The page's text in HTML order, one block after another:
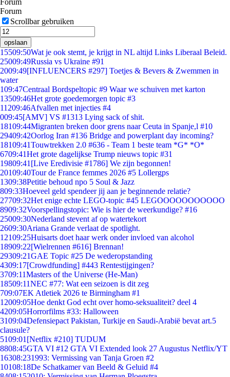
Forum
Forum
Scrollbar gebruiken
opslaan
15509:50Wat je ook stemt, je krijgt in NL altijd Links Liberaal Beleid.
25009:49Russia vs Ukraine #91
2009:49[INFLUENCERS #297] Toetjes & Bevers & Zwemmen in
water
109:47Centraal Bordspeltopic #9 Waar we schuiven met karton
13509:46Het grote goedemorgen topic #3
11209:46Afvallen met injecties #4
009:45[AMV] VS #1313 Lying sack of shit.
18109:44Migranten breken door grens naar Ceuta in Spanje,l #10
29409:42Oorlog Iran #136 Bridge and powerplant day incoming?
18109:41Touwtrekken 2.0 #636 - Team 1 beste team *G* *O*
6709:41Het grote dagelijkse Trump nieuws topic #31
19809:41 [Live Eredivisie #1786] We zijn begonnen!
20109:40Tour de France femmes 2026 #5 Lollergps
1309:38Petitie behoud npo 5 Soul & Jazz
809:33Hoeveel geld spendeer jij aan je beginnende relatie?
27709:32Het enige echte LEGO-topic #45 LEGOOOOOOOOOOO
8909:32Voorspellingstopic: Wie is hier de weerkundige? #16
25009:30Nederland stevent af op watertekort
2609:30Ariana Grande verlaat de spotlight.
12109:25Huisarts doet haar werk onder invloed van alcohol
18909:22[Wielrennen #616] Brennan!
29309:21GAE Topic #25 De wederopstanding
4309:17[Crowdfunding] #443 Rentestijgingen?
3709:11Masters of the Universe (He-Man)
18509:11NEC #77: Wat een seizoen is dit zeg
709:07EK Atletiek 2026 te Birmingham #1
12009:05Hoe denkt God echt over homo-seksualiteit? deel 4
4209:05Horrorfilms #33: Halloween
3109:04Defensiepact Pakistan, Turkije en Saudi-Arabië bevat art.5
clausule?
5109:01 [Netflix #210] TUDUM
8808:45GTA VI #12 GTA VI Extended look 27 Augustus Netflix/YT
16308:231993: Vermissing van Tanja Groen #2
10108:18De Schatkamer van Beeld & Geluid #4